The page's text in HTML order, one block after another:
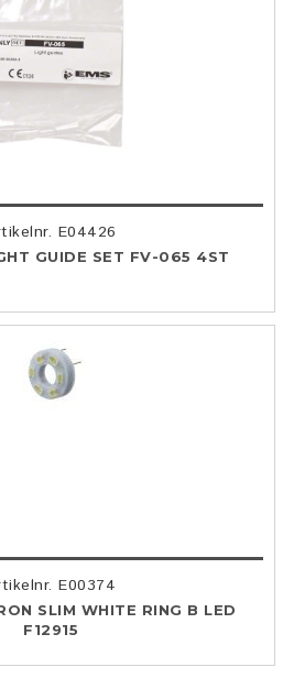
E04426
GUIDE SET FV-065 4ST
E00374
SLIM WHITE RING B LED
F12915